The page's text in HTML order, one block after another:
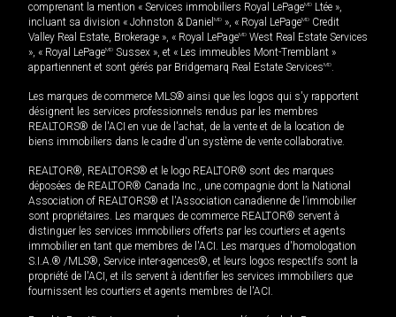
comprenant la mention « Services immobiliers Royal LePageMD Ltée »,
incluant sa division « Johnston & Daniel MD », « Royal LePageMD Credit
Valley Real Estate, Brokerage », « Royal LePageMD West Real Estate Services
», « Royal LePageMD Sussex », et « Les immeubles Mont-Tremblant »
appartiennent et sont gérés par Bridgemarq Real Estate ServicesMD.
Les marques de commerce MLS® ainsi que les logos qui s'y rapportent
désignent les services professionnels rendus par les membres
REALTORS® de l'ACI en vue de l'achat, de la vente et de la location de
biens immobiliers dans le cadre d'un système de vente collaborative.
REALTOR®, REALTORS® et le logo REALTOR® sont des marques
déposées de REALTOR® Canada Inc., une compagnie dont la National
Association of REALTORS® et l'Association canadienne de l’immobilier
sont propriétaires. Les marques de commerce REALTOR® servent à
distinguer les services immobiliers offerts par les courtiers et agents
immobilier en tant que membres de l'ACI. Les marques d'homologation
S.I.A.® /MLS®, Service inter-agences®, et leurs logos respectifs sont la
propriété de l'ACI, et ils servent à identifier les services immobiliers que
fournissent les courtiers et agents membres de l'ACI.